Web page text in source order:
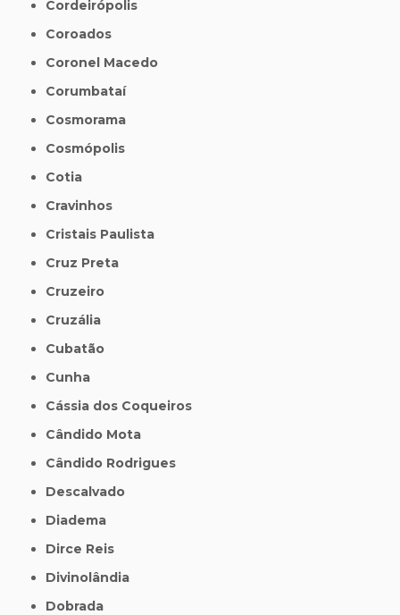
Cordeirópolis
Coroados
Coronel Macedo
Corumbataí
Cosmorama
Cosmópolis
Cotia
Cravinhos
Cristais Paulista
Cruz Preta
Cruzeiro
Cruzália
Cubatão
Cunha
Cássia dos Coqueiros
Cândido Mota
Cândido Rodrigues
Descalvado
Diadema
Dirce Reis
Divinolândia
Dobrada